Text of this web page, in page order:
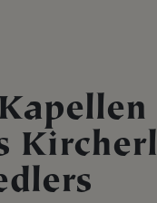
Kircherl